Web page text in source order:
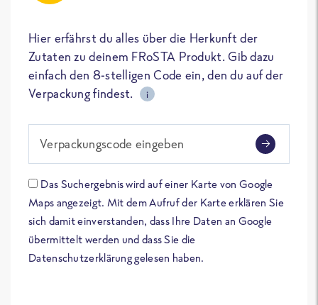
Hier erfährst du alles über die Herkunft der
Zutaten zu deinem FRoSTA Produkt. Gib dazu
einfach den 8-stelligen Code ein, den du auf der
Verpackung findest.
i
Verpackungscode eingeben
Das Suchergebnis wird auf einer Karte von Google
Maps angezeigt. Mit dem Aufruf der Karte erklären Sie
sich damit einverstanden, dass Ihre Daten an Google
übermittelt werden und dass Sie die
Datenschutzerklärung gelesen haben.